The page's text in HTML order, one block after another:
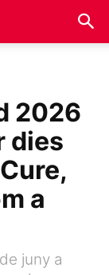
2026
dies
a
juny a